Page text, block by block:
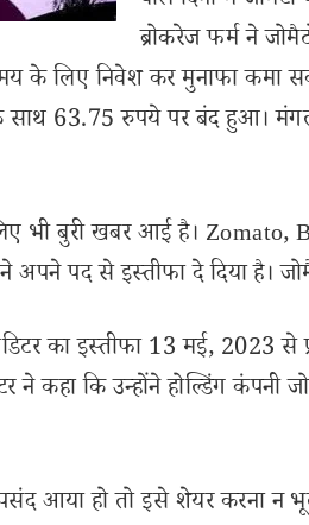
ब्रोकरेज फर्म ने
के लिए निवेश कर मुनाफा कमा
63.75 रुपये पर बंद हुआ।
भी बुरी खबर आई है।
पद से इस्तीफा दे दिया है।
का इस्तीफा 13 मई, 2023
कि उन्होंने होल्डिंग कंपनी
आया हो तो इसे शेयर करना